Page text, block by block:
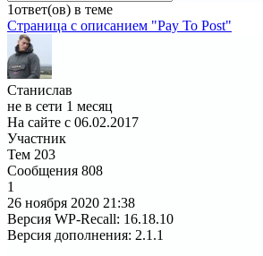
1ответ(ов) в теме
Страница c описанием "Pay To Post"
Станислав
не в сети 1 месяц
На сайте с 06.02.2017
Участник
Тем 203
Сообщения 808
1
26 ноября 2020 21:38
Версия WP-Recall: 16.18.10
Версия дополнения: 2.1.1